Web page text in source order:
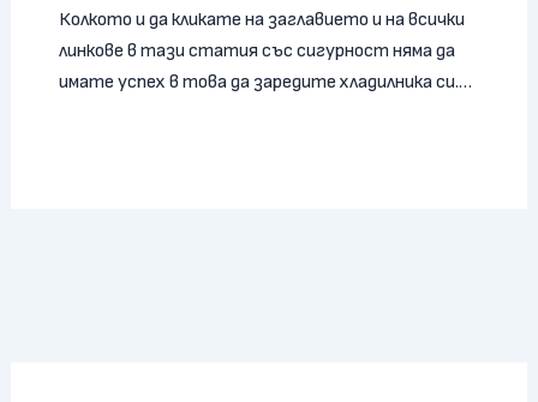
Колкото и да кликате на заглавието и на всички
линкове в тази статия със сигурност няма да
имате успех в това да заредите хладилника си.…